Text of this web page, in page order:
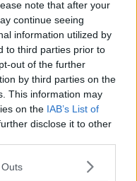
note that after your
continue seeing
information utilized by
to third parties prior to
out of the further
by third parties on the
This information may
on the IAB’s List of
disclose it to other